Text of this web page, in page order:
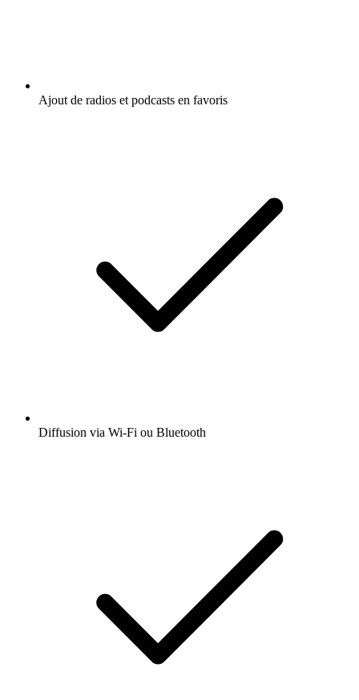
Ajout de radios et podcasts en favoris
Diffusion via Wi-Fi ou Bluetooth